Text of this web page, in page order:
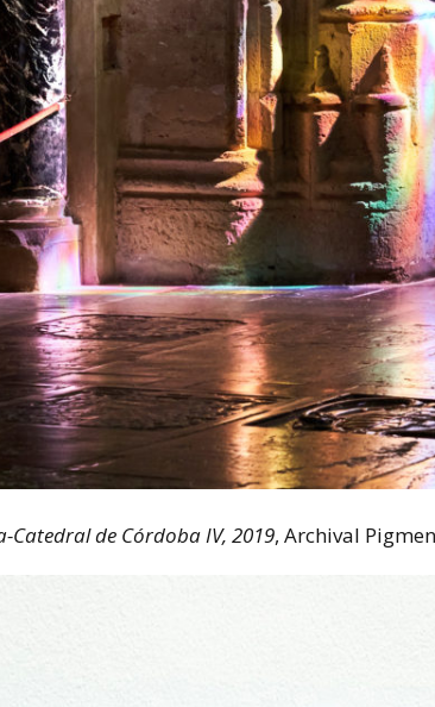
Catedral de Córdoba IV, 2019, Archival